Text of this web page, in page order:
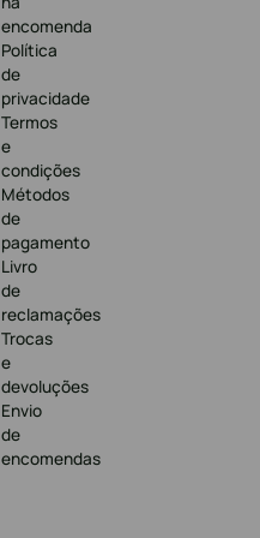
encomenda
Política
de
privacidade
Termos
e
condições
Métodos
de
pagamento
Livro
de
reclamações
Trocas
e
devoluções
Envio
de
encomendas